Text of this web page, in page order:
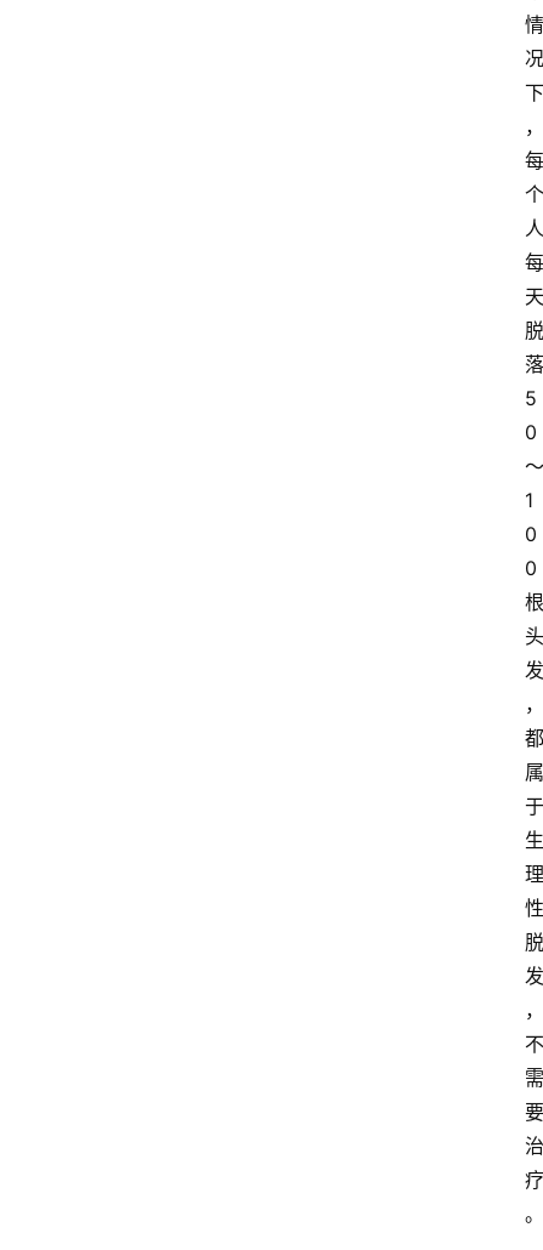
情
况
下
，
每
个
人
每
天
脱
落
5
0
～
1
0
0
根
头
发
，
都
属
于
生
理
性
脱
发
，
不
需
要
治
疗
。